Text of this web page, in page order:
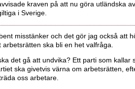
kraven på att nu göra utländska
i Sverige.
misstänker och det gör jag också att
arbetsrätten ska bli en het valfråga.
det gå att undvika? Ett parti som kallar
ska givetvis värna om arbetsrätten,
oss arbetare.